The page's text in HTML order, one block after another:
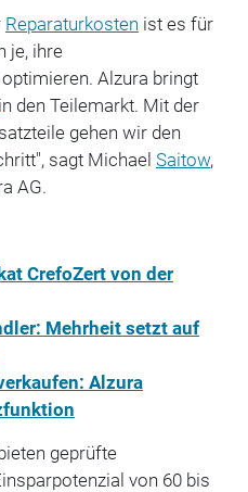
Reparaturkosten ist es für
je, ihre
Alzura bringt
den Teilemarkt. Mit der
gehen wir den
sagt Michael Saitow,
AG.
CrefoZert von der
Mehrheit setzt auf
Alzura
geprüfte
von 60 bis